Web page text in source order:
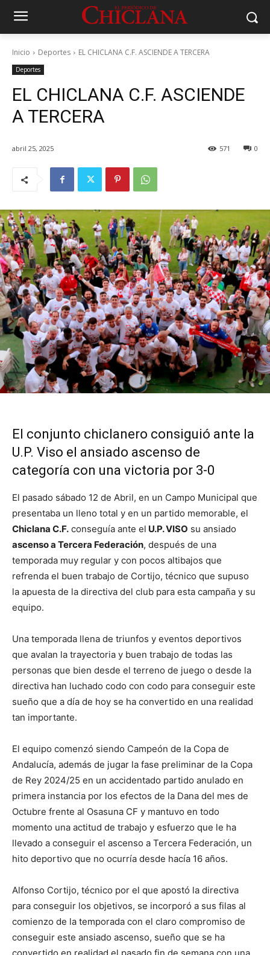
Inicio Deportes EL CHICLANA C.F. ASCIENDE A TERCERA
Deportes
EL CHICLANA C.F. ASCIENDE
A TERCERA
abril 25, 2025 0
571
El conjunto chiclanero consiguió ante la
U.P. Viso el ansiado ascenso de
categoría con una victoria por 3-0
El pasado sábado 12 de Abril, en un Campo Municipal que
presentaba un lleno total y en un partido memorable, el
Chiclana C.F. conseguía ante el U.P. VISO su ansiado
ascenso a Tercera Federación, después de una
temporada muy regular y con pocos altibajos que
refrenda el buen trabajo de Cortijo, técnico que supuso
la apuesta de la directiva del club para esta campaña y su
equipo.
Una temporada llena de triunfos y eventos deportivos
que avalan la trayectoria y buen trabajo de todas las
personas que bien desde el terreno de juego o desde la
directiva han luchado codo con codo para conseguir este
sueño que a día de hoy se ha convertido en una realidad
tan importante.
El equipo comenzó siendo Campeón de la Copa de
Andalucía, además de jugar la fase preliminar de la Copa
de Rey 2024/25 en un accidentado partido anulado en
primera instancia por los efectos de la Dana del mes de
Octubre frente al Osasuna CF y mantuvo en todo
momento una actitud de trabajo y esfuerzo que le ha
llevado a conseguir el ascenso a Tercera Federación, un
hito deportivo que no ocurría desde hacía 16 años.
Alfonso Cortijo, técnico por el que apostó la directiva
para conseguir los objetivos, se incorporó a sus filas al
comienzo de la temporada con el claro compromiso de
conseguir este ansiado ascenso, sueño que se ha